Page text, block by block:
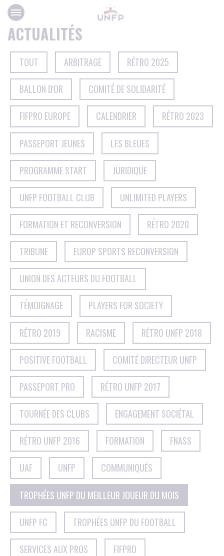
Panneau de gestion des cookies
ACTUALITÉS
TOUT ARBITRAGE RÉTRO 2025
BALLON D'OR COMITÉ DE SOLIDARITÉ
FIFPRO EUROPE CALENDRIER RÉTRO 2023
PASSEPORT JEUNES LES BLEUES
PROGRAMME START JURIDIQUE
UNFP FOOTBALL CLUB UNLIMITED PLAYERS
FORMATION ET RECONVERSION RÉTRO 2020
TRIBUNE EUROP SPORTS RECONVERSION
UNION DES ACTEURS DU FOOTBALL
TÉMOIGNAGE PLAYERS FOR SOCIETY
RÉTRO 2019 RACISME RÉTRO UNFP 2018
POSITIVE FOOTBALL COMITÉ DIRECTEUR UNFP
PASSEPORT PRO RÉTRO UNFP 2017
TOURNÉE DES CLUBS ENGAGEMENT SOCIÉTAL
RÉTRO UNFP 2016 FORMATION FNASS
UAF UNFP COMMUNIQUÉS
TROPHÉES UNFP DU MEILLEUR JOUEUR DU MOIS
UNFP FC TROPHÉES UNFP DU FOOTBALL
SERVICES AUX PROS FIFPRO